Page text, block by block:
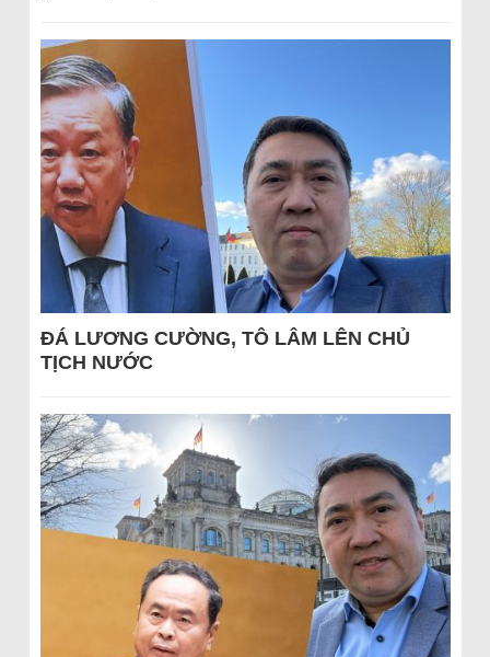
ĐÁ LƯƠNG CƯỜNG, TÔ LÂM LÊN CHỦ
TỊCH NƯỚC